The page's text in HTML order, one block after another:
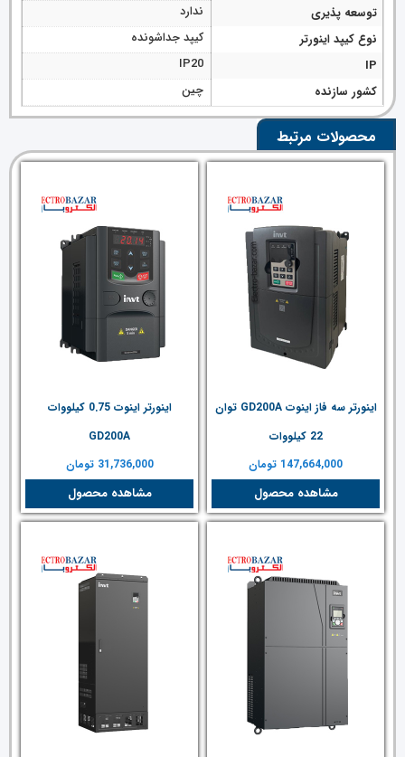
توسعه پذیری
ندارد
نوع کیپد اینورتر
کیپد جداشونده
IP
IP20
کشور سازنده
چین
محصولات مرتبط
اینورتر سه فاز اینوت GD200A توان
22 کیلووات
147,664,000 تومان
مشاهده محصول
اینورتر اینوت 0.75 کیلووات
GD200A
31,736,000 تومان
مشاهده محصول